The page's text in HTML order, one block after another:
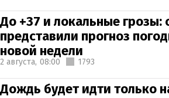
До +37 и локальные грозы:
представили прогноз
новой недели
2 августа, 08:00 1793
Дождь будет идти только